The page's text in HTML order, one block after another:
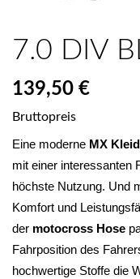
7.0 DIV
139,50 €
Bruttopreis
Eine moderne MX
mit einer interessanten
höchste Nutzung. Und
Komfort und
der motocross Hose
Fahrposition des
hochwertige Stoffe die